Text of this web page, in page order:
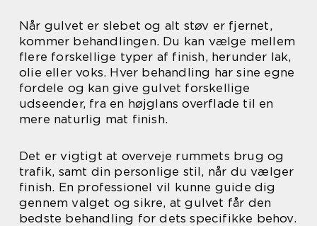
Når gulvet er slebet og alt støv er fjernet,
kommer behandlingen. Du kan vælge mellem
flere forskellige typer af finish, herunder lak,
olie eller voks. Hver behandling har sine egne
fordele og kan give gulvet forskellige
udseender, fra en højglans overflade til en
mere naturlig mat finish.
Det er vigtigt at overveje rummets brug og
trafik, samt din personlige stil, når du vælger
finish. En professionel vil kunne guide dig
gennem valget og sikre, at gulvet får den
bedste behandling for dets specifikke behov.